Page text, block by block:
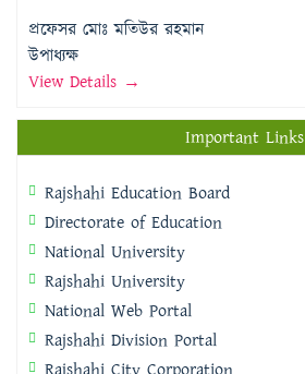
প্রফেসর মোঃ মতিউর রহমান
উপাধ্যক্ষ
View Details →
Important Links
Rajshahi Education Board
Directorate of Education
National University
Rajshahi University
National Web Portal
Rajshahi Division Portal